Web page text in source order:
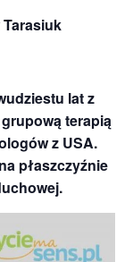
Tarasiuk
lat z
terapią
z USA.
płaszczyźnie